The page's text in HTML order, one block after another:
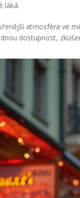
láká.
atmosféra ve
dostupnost,